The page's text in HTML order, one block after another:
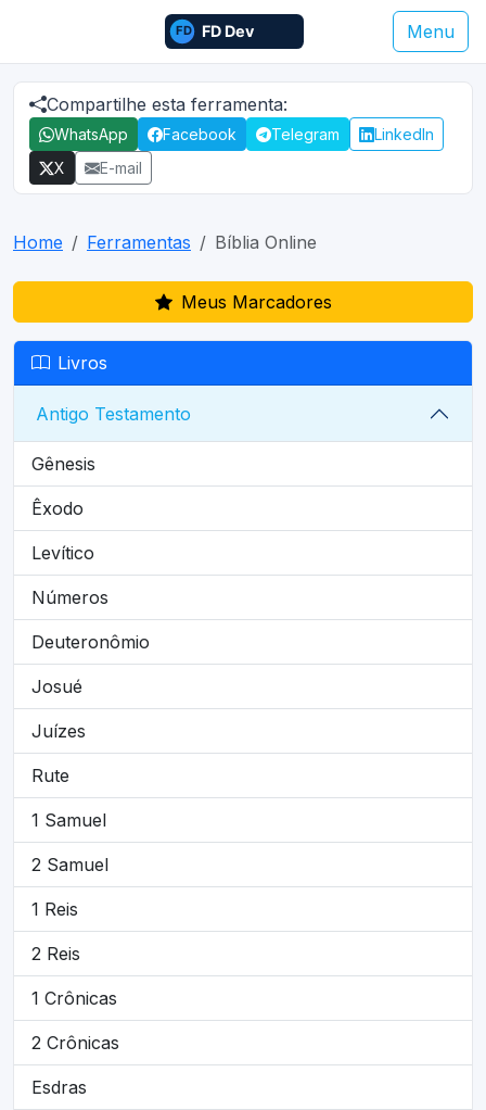
Menu
Compartilhe esta ferramenta:
WhatsApp Facebook Telegram
LinkedIn
X
E-mail
Home Ferramentas Bíblia Online
Meus Marcadores
Livros
Antigo Testamento
Gênesis
Êxodo
Levítico
Números
Deuteronômio
Josué
Juízes
Rute
1 Samuel
2 Samuel
1 Reis
2 Reis
1 Crônicas
2 Crônicas
Esdras